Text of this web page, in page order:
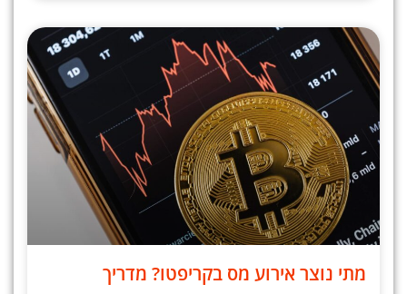
מתי נוצר אירוע מס בקריפטו? מדריך